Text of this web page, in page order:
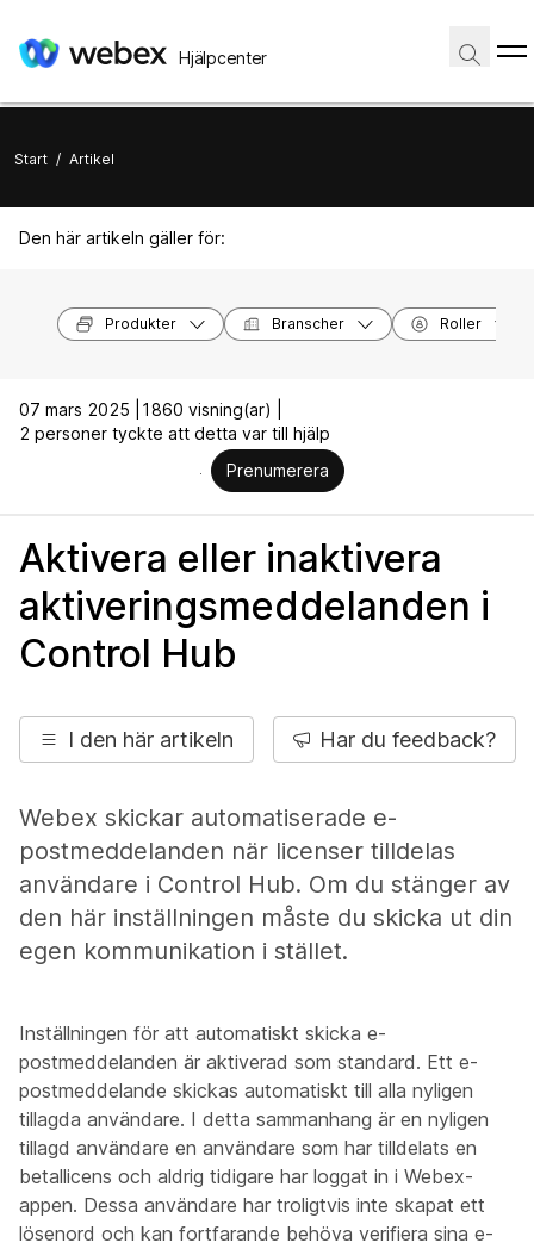
Hjälpcenter
Start / Artikel
Den här artikeln gäller för:
Produkter Branscher Roller
07 mars 2025 |
1860 visning(ar) |
2 personer tyckte att detta var till hjälp
Prenumerera
Aktivera eller inaktivera
aktiveringsmeddelanden i
Control Hub
I den här artikeln Har du feedback?
Webex skickar automatiserade e-
postmeddelanden när licenser tilldelas
användare i Control Hub. Om du stänger av
den här inställningen måste du skicka ut din
egen kommunikation i stället.
Inställningen för att automatiskt skicka e-
postmeddelanden är aktiverad som standard. Ett e-
postmeddelande skickas automatiskt till alla nyligen
tillagda användare. I detta sammanhang är en nyligen
tillagd användare en användare som har tilldelats en
betallicens och aldrig tidigare har loggat in i Webex-
appen. Dessa användare har troligtvis inte skapat ett
lösenord och kan fortfarande behöva verifiera sina e-